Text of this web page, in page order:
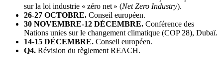
sur la loi industrie « zéro net » (Net Zero Industry).
26-27 OCTOBRE. Conseil européen.
30 NOVEMBRE-12 DÉCEMBRE. Conférence des
Nations unies sur le changement climatique (COP 28), Dubaï.
14-15 DÉCEMBRE. Conseil européen.
Q4. Révision du règlement REACH.